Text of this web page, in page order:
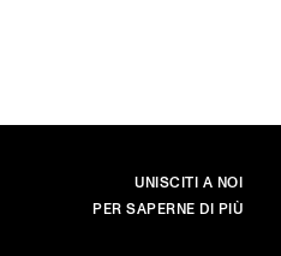
PRINCIPALE
UNISCITI A NOI
PER SAPERNE DI PIÙ